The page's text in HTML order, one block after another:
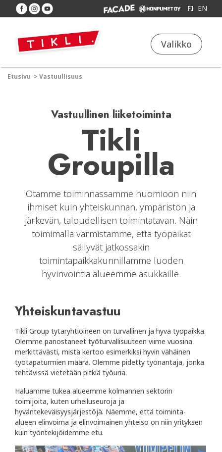
FI EN
Valikko
Etusivu > Vastuullisuus
Vastuullinen liiketoiminta
Tikli
Groupilla
Otamme toiminnassamme huomioon niin
ihmiset kuin yhteiskunnan, ympäristön ja
järkevän, taloudellisen toimintatavan. Näin
toimimalla varmistamme, että työpaikat
säilyvät jatkossakin
toimintapaikkakunnillamme luoden
hyvinvointia alueemme asukkaille.
Yhteiskuntavastuu
Tikli Group tytäryhtiöineen on turvallinen ja hyvä työpaikka.
Olemme panostaneet työturvallisuuteen viime vuosina
merkittävästi, mistä kertoo esimerkiksi hyvin vähäinen
työtapaturmien määrä. Olemme pidetty työnantaja, jonka
tehtävissä vietetään pitkiä työuria.
Haluamme tukea alueemme kolmannen sektorin
toimijoita, kuten urheiluseuroja ja
hyväntekeväisyysjärjestöjä. Näemme, että toiminta-
alueen elinvoima ja elinvoimainen yhteisö on niin yrityksen
kuin työntekijöidemme etu.